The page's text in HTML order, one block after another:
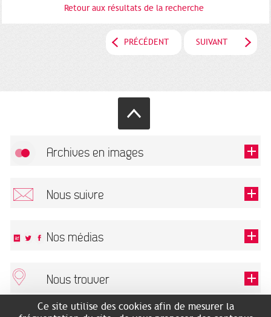
Retour aux résultats de la recherche
PRÉCÉDENT SUIVANT
Archives en images
Nous suivre
Ce champ est exigé.
Nos médias
Nous trouver
ARCHIVES MUNICIPALES
Ce site utilise des cookies afin de mesurer la